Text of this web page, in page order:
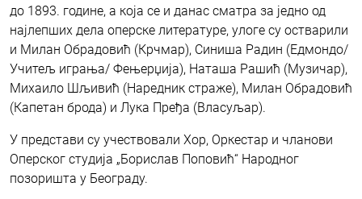
до 1893. године, а која се и данас сматра за једно од
најлепших дела оперске литературе, улоге су остварили
и Милан Обрадовић (Крчмар), Синиша Радин (Едмондо/
Учитељ играња/ Фењерџија), Наташа Рашић (Музичар),
Михаило Шљивић (Наредник страже), Милан Обрадовић
(Капетан брода) и Лука Пређа (Власуљар).
У представи су учествовали Хор, Оркестар и чланови
Оперског студија „Борислав Поповић“ Народног
позоришта у Београду.